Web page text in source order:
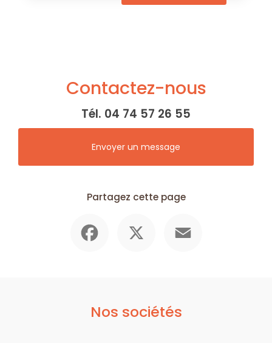
Contactez-nous
Tél. 04 74 57 26 55
Envoyer un message
Partagez cette page
Nos sociétés